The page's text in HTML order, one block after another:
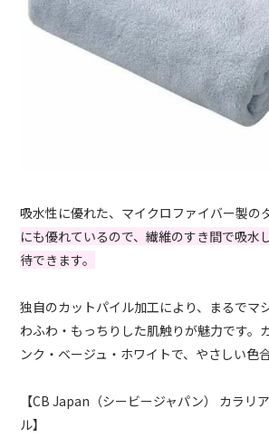
吸水性に優れた、マイクロファイバー製の
にも優れているので、繊維のすき間で吸水
待できます。
独自のカットパイル加工により、まるでマ
わふわ・もっちりした肌触りが魅力です。
ンク・ベージュ・ホワイトで、やさしい色
【CB Japan（シービージャパン） カラリ
ル】